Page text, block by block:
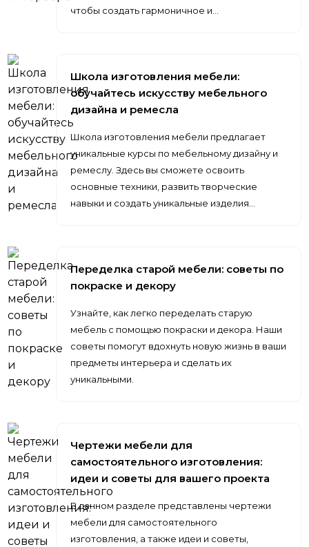
чтобы создать гармоничное и…
Школа изготовления мебели:
обучайтесь искусству мебельного
дизайна и ремесла
Школа изготовления мебели предлагает
уникальные курсы по мебельному дизайну и
ремеслу. Здесь вы сможете освоить
основные техники, развить творческие
навыки и создать уникальные изделия…
Переделка старой мебели: советы по
покраске и декору
Узнайте, как легко переделать старую
мебель с помощью покраски и декора. Наши
советы помогут вдохнуть новую жизнь в ваши
предметы интерьера и сделать их
уникальными.
Чертежи мебели для
самостоятельного изготовления:
идеи и советы для вашего проекта
В данном разделе представлены чертежи
мебели для самостоятельного
изготовления, а также идеи и советы,